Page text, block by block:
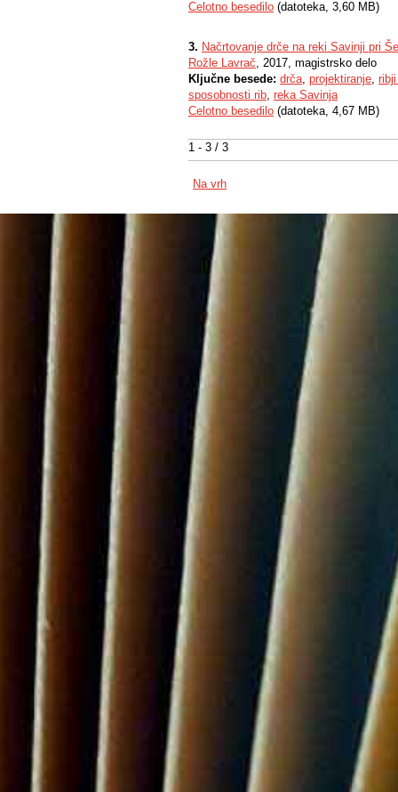
1 - 3 / 3
Celotno besedilo (datoteka, 3,60 MB)
3. Načrtovanje drče na reki Savinji pri
Rožle Lavrač, 2017, magistrsko delo
Ključne besede: drča, projektiranje,
sposobnosti rib, reka Savinja
Celotno besedilo (datoteka, 4,67 MB)
Na vrh